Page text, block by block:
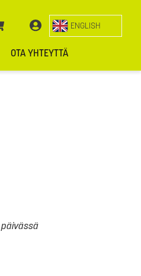
ENGLISH
OTA YHTEYTTÄ